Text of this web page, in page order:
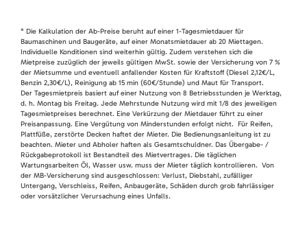
* Die Kalkulation der Ab-Preise beruht auf einer 1-Tagesmietdauer für
Baumaschinen und Baugeräte, auf einer Monatsmietdauer ab 20 Miettagen.
Individuelle Konditionen sind weiterhin gültig. Zudem verstehen sich die
Mietpreise zuzüglich der jeweils gültigen MwSt. sowie der Versicherung von 7 %
der Mietsumme und eventuell anfallender Kosten für Kraftstoff (Diesel 2,12€/L,
Benzin 2,30€/L), Reinigung ab 15 min (60€/Stunde) und Maut für Transport.
Der Tagesmietpreis basiert auf einer Nutzung von 8 Betriebsstunden je Werktag,
d. h. Montag bis Freitag. Jede Mehrstunde Nutzung wird mit 1/8 des jeweiligen
Tagesmietpreises berechnet. Eine Verkürzung der Mietdauer führt zu einer
Preisanpassung. Eine Vergütung von Minderstunden erfolgt nicht. Für Reifen,
Plattfüße, zerstörte Decken haftet der Mieter. Die Bedienungsanleitung ist zu
beachten. Mieter und Abholer haften als Gesamtschuldner. Das Übergabe- /
Rückgabeprotokoll ist Bestandteil des Mietvertrages. Die täglichen
Wartungsarbeiten Öl, Wasser usw. muss der Mieter täglich kontrollieren. Von
der MB-Versicherung sind ausgeschlossen: Verlust, Diebstahl, zufälliger
Untergang, Verschleiss, Reifen, Anbaugeräte, Schäden durch grob fahrlässiger
oder vorsätzlicher Verursachung eines Unfalls.